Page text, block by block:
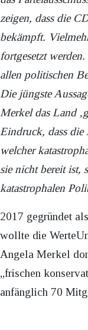
zeigen, dass die
bekämpft.
fortgesetzt
allen politischen
Die jüngste
Merkel das Land
Eindruck, dass
welcher
sie nicht bereit ist,
katastrophalen
2017 gegründet
wollte die
Angela Merkel
„frischen
anfänglich 70